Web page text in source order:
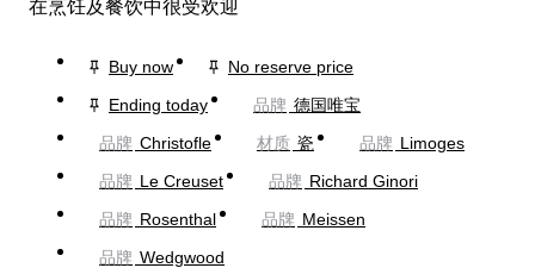
在烹饪及餐饮中很受欢迎
Buy now
No reserve price
Ending today
品牌 德国唯宝
品牌 Christofle 材质 瓷 品牌 Limoges
品牌 Le Creuset 品牌 Richard Ginori
品牌 Rosenthal 品牌 Meissen
品牌 Wedgwood